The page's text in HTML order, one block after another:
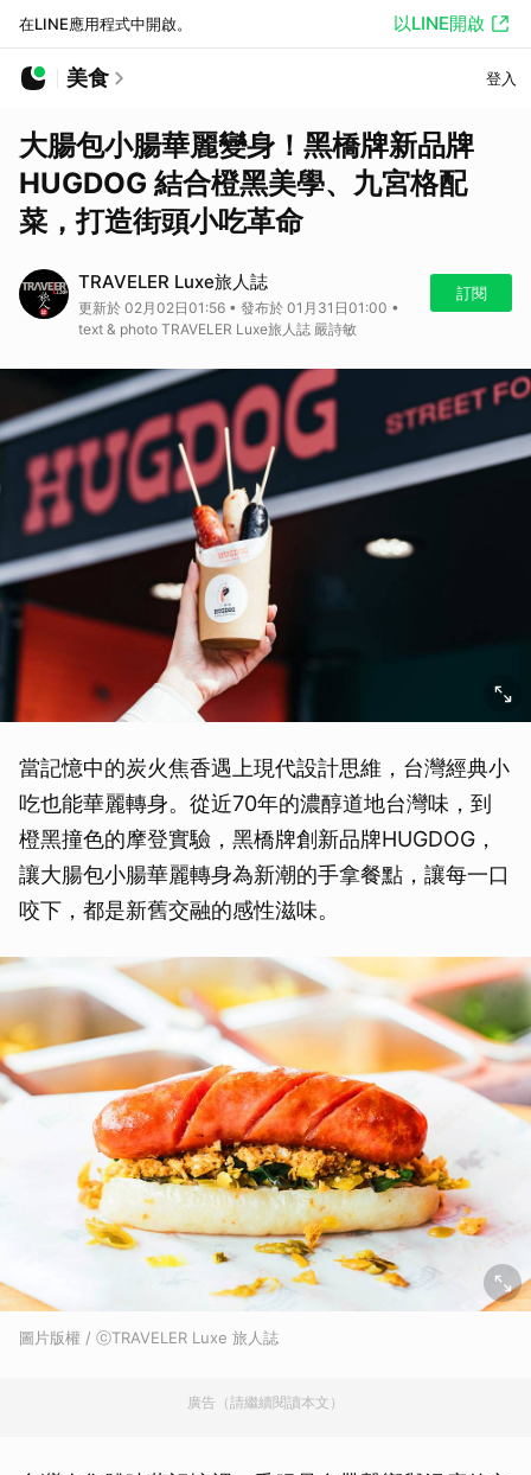
在LINE應用程式中開啟。 以LINE開啟
美食 登入
大腸包小腸華麗變身！黑橋牌新品牌
HUGDOG 結合橙黑美學、九宮格配
菜，打造街頭小吃革命
TRAVELER Luxe旅人誌
更新於 02月02日01:56 • 發布於 01月31日01:00 •
text & photo TRAVELER Luxe旅人誌 嚴詩敏
訂閱
當記憶中的炭火焦香遇上現代設計思維，台灣經典小
吃也能華麗轉身。從近70年的濃醇道地台灣味，到
橙黑撞色的摩登實驗，黑橋牌創新品牌HUGDOG，
讓大腸包小腸華麗轉身為新潮的手拿餐點，讓每一口
咬下，都是新舊交融的感性滋味。
圖片版權 / ⓒTRAVELER Luxe 旅人誌
廣告（請繼續閱讀本文）